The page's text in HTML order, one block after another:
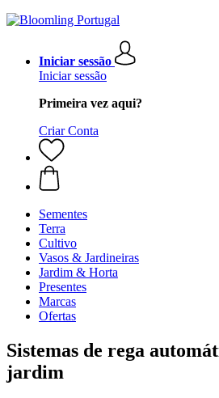
Iniciar sessão
Iniciar sessão
Primeira vez aqui?
Criar Conta
Sementes
Terra
Cultivo
Vasos & Jardineiras
Jardim & Horta
Presentes
Marcas
Ofertas
Sistemas de rega
jardim